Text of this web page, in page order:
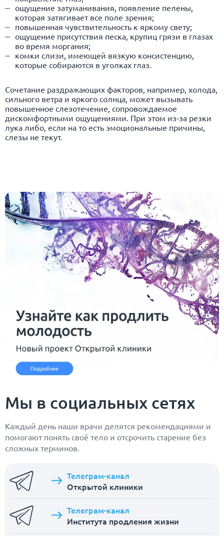
ощущение затуманивания, появление пелены,
которая затягивает все поле зрения;
повышенная чувствительность к яркому свету;
ощущение присутствия песка, крупиц грязи в глазах
во время моргания;
комки слизи, имеющей вязкую консистенцию,
которые собираются в уголках глаз.
Сочетание раздражающих факторов, например, холода,
сильного ветра и яркого солнца, может вызывать
повышенное слезотечение, сопровождаемое
дискомфортными ощущениями. При этом из-за резки
лука либо, если на то есть эмоциональные причины,
слезы не текут.
Мы в социальных сетях
Каждый день наши врачи делятся рекомендациями и
помогают понять своё тело и отсрочить старение без
сложных терминов.
Телеграм-канал
Открытой клиники
Телеграм-канал
Института продления жизни